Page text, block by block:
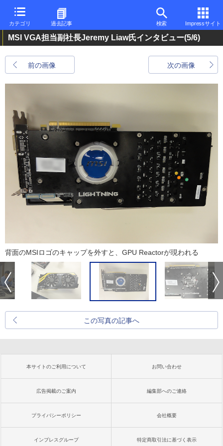
カテゴリ 過去記事 検索 Impressサイト
MSI VGA担当副社長Jeremy Liaw氏インタビュー(5/6)
前の画像 次の画像
背面のMSIロゴのキャップを外すと、GPU Reactorが現われる
この写真の記事へ
本サイトのご利用について お問い合わせ
広告掲載のご案内 編集部へのご連絡
プライバシーポリシー 会社概要
インプレスグループ 特定商取引法に基づく表示